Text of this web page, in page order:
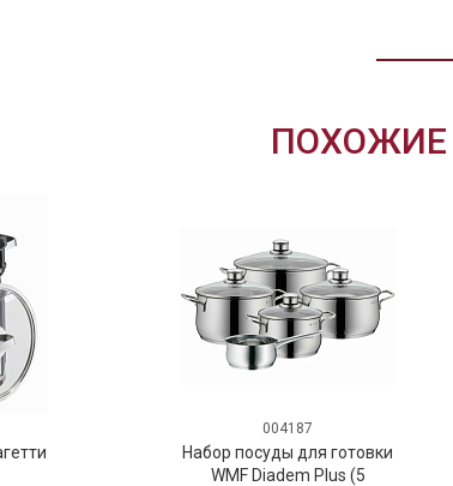
004187
Набор посуды для готовки
WMF Diadem Plus (5